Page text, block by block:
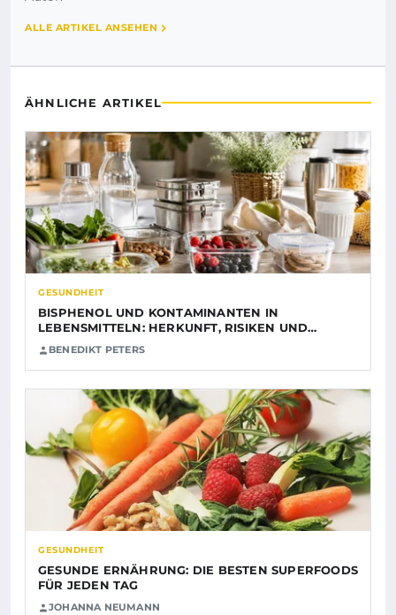
ALLE ARTIKEL ANSEHEN
ÄHNLICHE ARTIKEL
GESUNDHEIT
BISPHENOL UND KONTAMINANTEN IN
LEBENSMITTELN: HERKUNFT, RISIKEN UND…
BENEDIKT PETERS
GESUNDHEIT
GESUNDE ERNÄHRUNG: DIE BESTEN SUPERFOODS
FÜR JEDEN TAG
JOHANNA NEUMANN